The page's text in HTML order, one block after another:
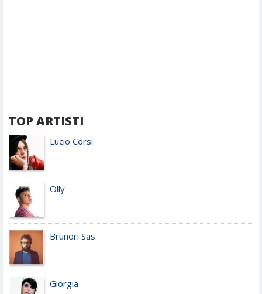
TOP ARTISTI
Lucio Corsi
Olly
Brunori Sas
Giorgia